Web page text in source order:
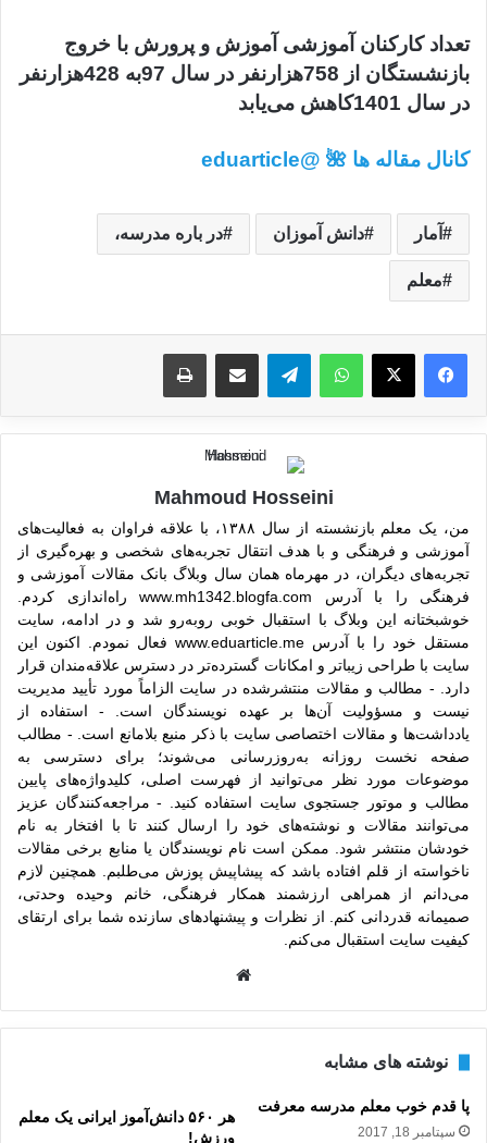
تعداد کارکنان آموزشی آموزش و پرورش با خروج
بازنشستگان از 758هزارنفر در سال 97به 428هزارنفر
در سال 1401کاهش می‌یابد
کانال مقاله ها 🌺 @eduarticle
آمار دانش آموزان در باره مدرسه،
معلم
واتس آپ اشتراک گذاری از طریق ایمیل
Mahmoud Hosseini
من، یک معلم بازنشسته از سال ۱۳۸۸، با علاقه فراوان به فعالیت‌های
آموزشی و فرهنگی و با هدف انتقال تجربه‌های شخصی و بهره‌گیری از
تجربه‌های دیگران، در مهرماه همان سال وبلاگ بانک مقالات آموزشی و
فرهنگی را با آدرس www.mh1342.blogfa.com راه‌اندازی کردم.
خوشبختانه این وبلاگ با استقبال خوبی روبه‌رو شد و در ادامه، سایت
مستقل خود را با آدرس www.eduarticle.me فعال نمودم. اکنون این
سایت با طراحی زیباتر و امکانات گسترده‌تر در دسترس علاقه‌مندان قرار
دارد. - مطالب و مقالات منتشرشده در سایت الزاماً مورد تأیید مدیریت
نیست و مسؤولیت آن‌ها بر عهده نویسندگان است. - استفاده از
یادداشت‌ها و مقالات اختصاصی سایت با ذکر منبع بلامانع است. - مطالب
صفحه نخست روزانه به‌روزرسانی می‌شوند؛ برای دسترسی به
موضوعات مورد نظر می‌توانید از فهرست اصلی، کلیدواژه‌های پایین
مطالب و موتور جستجوی سایت استفاده کنید. - مراجعه‌کنندگان عزیز
می‌توانند مقالات و نوشته‌های خود را ارسال کنند تا با افتخار به نام
خودشان منتشر شود. ممکن است نام نویسندگان یا منابع برخی مقالات
ناخواسته از قلم افتاده باشد که پیشاپیش پوزش می‌طلبم. همچنین لازم
می‌دانم از همراهی ارزشمند همکار فرهنگی، خانم وحیده وحدتی،
صمیمانه قدردانی کنم. از نظرات و پیشنهادهای سازنده شما برای ارتقای
کیفیت سایت استقبال می‌کنم.
نوشته های مشابه
پا قدم خوب معلم مدرسه معرفت
سپتامبر 18, 2017
هر ۵۶۰ دانش‌آموز ایرانی یک معلم
ورزش!